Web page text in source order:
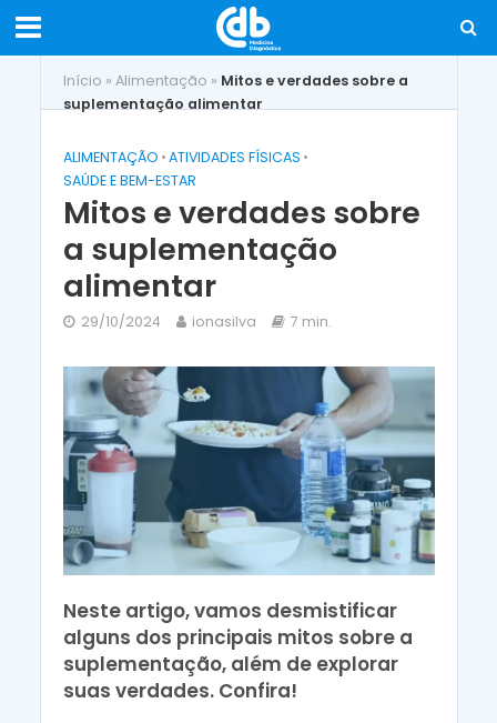
Início » Alimentação » Mitos e verdades sobre a
suplementação alimentar
ALIMENTAÇÃO •ATIVIDADES FÍSICAS •
SAÚDE E BEM-ESTAR
Mitos e verdades sobre
a suplementação
alimentar
29/10/2024 ionasilva 7 min.
Neste artigo, vamos desmistificar
alguns dos principais mitos sobre a
suplementação, além de explorar
suas verdades. Confira!